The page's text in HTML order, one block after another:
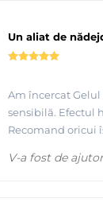
- Urmareste
Un aliat de
Am încercat
sensibilă. Efectul
Recomand oricui
V-a fost de